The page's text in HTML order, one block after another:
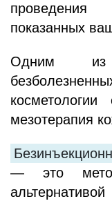
проведения
показанных
Одним из
косметологии
мезотерапия
— это